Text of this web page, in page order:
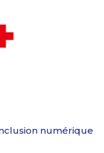
numérique